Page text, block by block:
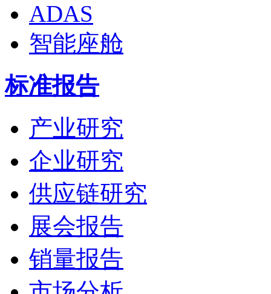
ADAS
智能座舱
标准报告
产业研究
企业研究
供应链研究
展会报告
销量报告